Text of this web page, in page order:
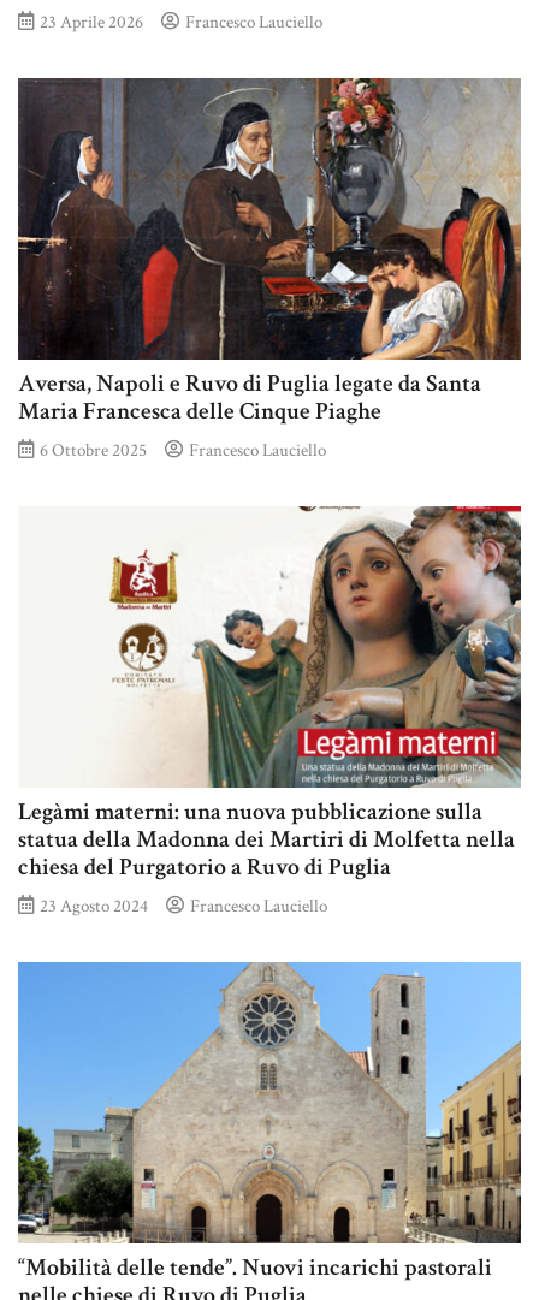
23 Aprile 2026 Francesco Lauciello
Aversa, Napoli e Ruvo di Puglia legate da Santa
Maria Francesca delle Cinque Piaghe
6 Ottobre 2025 Francesco Lauciello
Legàmi materni: una nuova pubblicazione sulla
statua della Madonna dei Martiri di Molfetta nella
chiesa del Purgatorio a Ruvo di Puglia
23 Agosto 2024 Francesco Lauciello
“Mobilità delle tende”. Nuovi incarichi pastorali